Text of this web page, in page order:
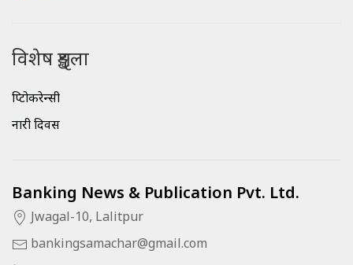
विशेष शृङ्खला
क्रिप्टोकरेन्सी
नारी दिवस
Banking News & Publication Pvt. Ltd.
Jwagal-10, Lalitpur
bankingsamachar@gmail.com